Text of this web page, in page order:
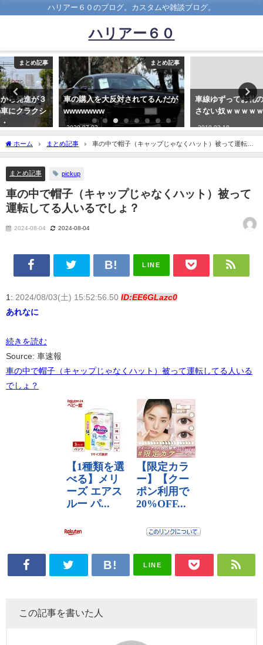
ハリアー６０のブログ。カスタムや雑談ブログ。
ハリアー６０
まとめ記事
車の購入を大反対されてるんだが
wwwwwww
2020-07-03
車線ゆずってお礼のウインカー出
さない奴ｗｗｗｗｗｗｗ
2019-02-18
ホーム まとめ記事
車の中で帽子（キャップじゃなくハット）被って運転し
てる人いるでしょ？
まとめ記事 pickup
車の中で帽子（キャップじゃなくハット）被って
運転してる人いるでしょ？
2024-08-04 2024-08-04
LINE
1: 2024/08/03(土) 15:52:56.50 ID:EE6GLazc0
あれなに
続きを読む
Source: 車速報
車の中で帽子（キャップじゃなくハット）被って運転してる人いる
でしょ？
LINE
この記事を書いた人